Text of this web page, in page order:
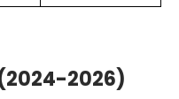
(2024-2026)